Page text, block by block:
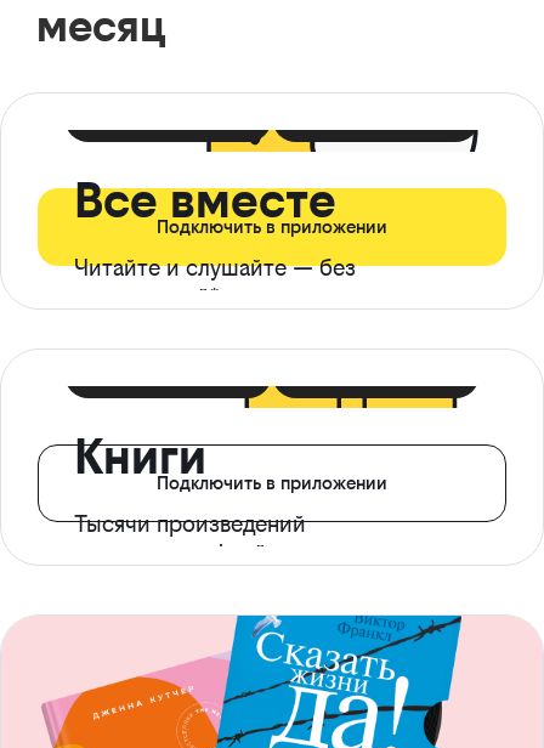
месяц
Все вместе
Читайте и слушайте — без
ограничений*
Подключить в приложении
Книги
Тысячи произведений
с доступом офлайн
Подключить в приложении